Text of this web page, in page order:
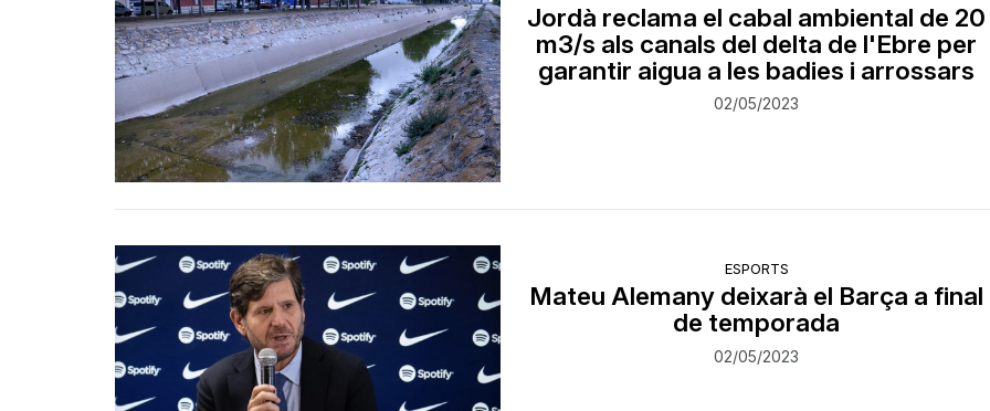
Jordà reclama el cabal ambiental de 20
m3/s als canals del delta de l'Ebre per
garantir aigua a les badies i arrossars
02/05/2023
ESPORTS
Mateu Alemany deixarà el Barça a final
de temporada
02/05/2023